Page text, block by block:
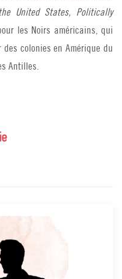
United States, Politically
les Noirs américains, qui
colonies en Amérique du
Antilles.